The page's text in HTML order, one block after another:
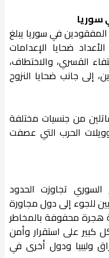
المفقودين في سوريا يبلغ
ضحايا الإعدامات
القسري، والاختطاف،
إلى جانب ضحايا النزوح
من جنسيات مختلفة
الحرب التي عصفت
السوري تجاوزت الحدود
للجوء إلى دول مجاورة
هجرة محفوفة بالمخاطر
كبير على استقرار وأمن
وليبيا ودول أخرى في